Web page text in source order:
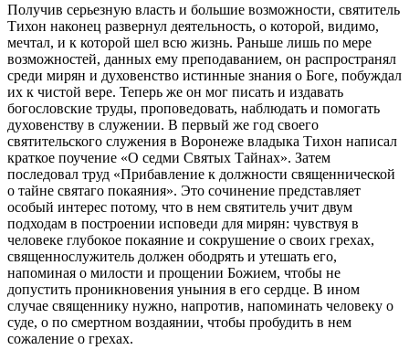
Получив серьезную власть и большие возможности, святитель
Тихон наконец развернул деятельность, о которой, видимо,
мечтал, и к которой шел всю жизнь. Раньше лишь по мере
возможностей, данных ему преподаванием, он распространял
среди мирян и духовенство истинные знания о Боге, побуждал
их к чистой вере. Теперь же он мог писать и издавать
богословские труды, проповедовать, наблюдать и помогать
духовенству в служении. В первый же год своего
святительского служения в Воронеже владыка Тихон написал
краткое поучение «О седми Святых Тайнах». Затем
последовал труд «Прибавление к должности священнической
о тайне святаго покаяния». Это сочинение представляет
особый интерес потому, что в нем святитель учит двум
подходам в построении исповеди для мирян: чувствуя в
человеке глубокое покаяние и сокрушение о своих грехах,
священнослужитель должен ободрять и утешать его,
напоминая о милости и прощении Божием, чтобы не
допустить проникновения уныния в его сердце. В ином
случае священнику нужно, напротив, напоминать человеку о
суде, о по смертном воздаянии, чтобы пробудить в нем
сожаление о грехах.